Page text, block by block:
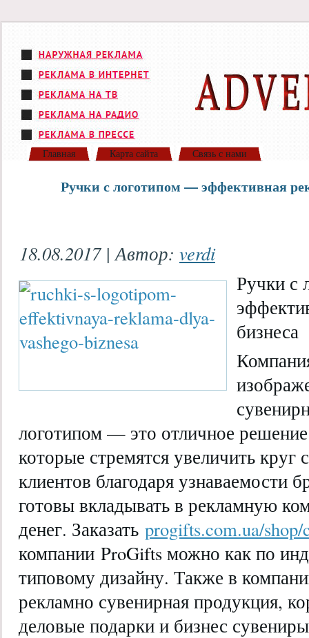
Главная Карта сайта Связь с нами
Ручки с логотипом — эффективная
18.08.2017 | Автор: verdi
Ручки с
бизнеса
логотипом — это отличное
которые стремятся увеличить круг
клиентов благодаря узнаваемости
готовы вкладывать в рекламную
денег. Заказать progifts.com.ua/
компании ProGifts можно как по
типовому дизайну. Также в
рекламно сувенирная продукция,
деловые подарки и бизнес сувениры